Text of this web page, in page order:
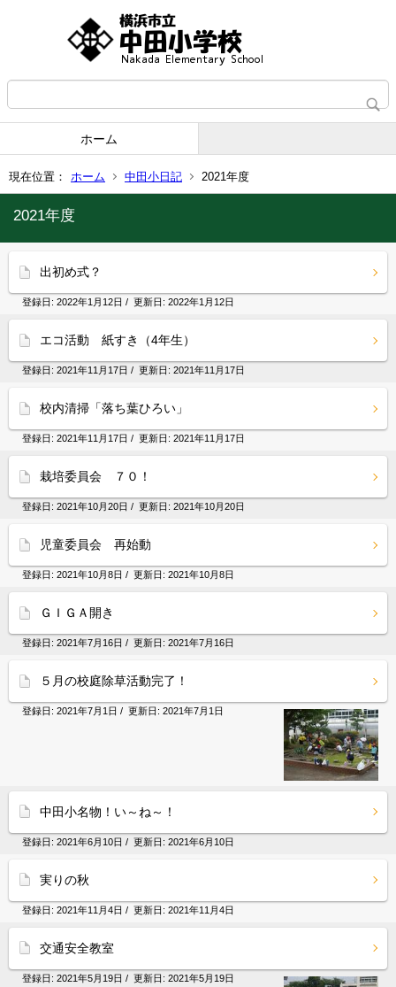
ホーム
現在位置： ホーム 中田小日記 2021年度
2021年度
出初め式？
登録日: 2022年1月12日 / 更新日: 2022年1月12日
エコ活動 紙すき（4年生）
登録日: 2021年11月17日 / 更新日: 2021年11月17日
校内清掃「落ち葉ひろい」
登録日: 2021年11月17日 / 更新日: 2021年11月17日
栽培委員会 ７０！
登録日: 2021年10月20日 / 更新日: 2021年10月20日
児童委員会 再始動
登録日: 2021年10月8日 / 更新日: 2021年10月8日
ＧＩＧＡ開き
登録日: 2021年7月16日 / 更新日: 2021年7月16日
５月の校庭除草活動完了！
登録日: 2021年7月1日 / 更新日: 2021年7月1日
中田小名物！い～ね～！
登録日: 2021年6月10日 / 更新日: 2021年6月10日
実りの秋
登録日: 2021年11月4日 / 更新日: 2021年11月4日
交通安全教室
登録日: 2021年5月19日 / 更新日: 2021年5月19日